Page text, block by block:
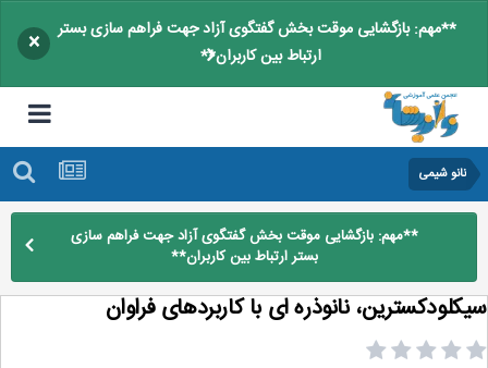
**مهم: بازگشایی موقت بخش گفتگوی آزاد جهت فراهم سازی بستر
ارتباط بین کاربران**
×
نانو شیمی
**مهم: بازگشایی موقت بخش گفتگوی آزاد جهت فراهم سازی
بستر ارتباط بین کاربران**
نانوذره ای با کاربردهای فراوان